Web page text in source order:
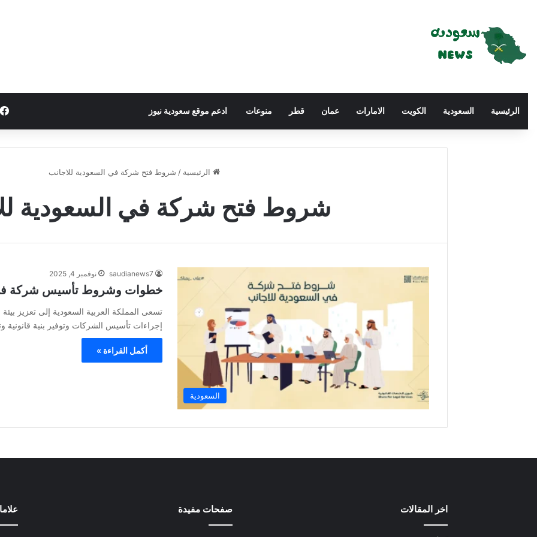
الرئيسية السعودية الكويت الامارات عمان قطر منوعات ادعم موقع سعودية نيوز
الرئيسية / شروط فتح شركة في السعودية للاجانب
شروط فتح شركة في السعودية
السعودية
saudianews7 نوفمبر 4, 2025
خطوات وشروط تأسيس شركة
تسعى المملكة العربية السعودية إلى تعزيز
إجراءات تأسيس الشركات وتوفير بنية قانونية
أكمل القراءة »
اخر المقالات صفحات مفيدة